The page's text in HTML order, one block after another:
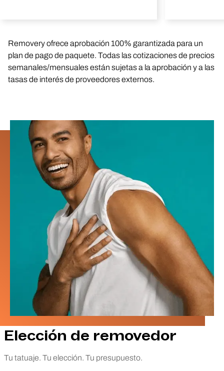
Removery ofrece aprobación 100% garantizada para un
plan de pago de paquete. Todas las cotizaciones de precios
semanales/mensuales están sujetas a la aprobación y a las
tasas de interés de proveedores externos.
Elección de removedor
Tu tatuaje. Tu elección. Tu presupuesto.